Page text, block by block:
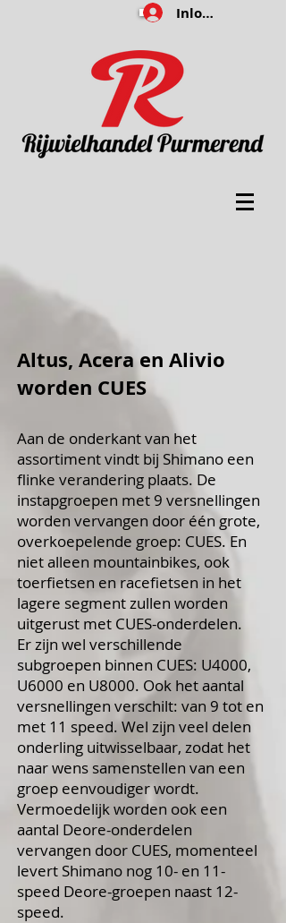
Inloggen
Altus, Acera en Alivio
worden CUES
Aan de onderkant van het
assortiment vindt bij Shimano een
flinke verandering plaats. De
instapgroepen met 9 versnellingen
worden vervangen door één grote,
overkoepelende groep: CUES. En
niet alleen mountainbikes, ook
toerfietsen en racefietsen in het
lagere segment zullen worden
uitgerust met CUES-onderdelen.
Er zijn wel verschillende
subgroepen binnen CUES: U4000,
U6000 en U8000. Ook het aantal
versnellingen verschilt: van 9 tot en
met 11 speed. Wel zijn veel delen
onderling uitwisselbaar, zodat het
naar wens samenstellen van een
groep eenvoudiger wordt.
Vermoedelijk worden ook een
aantal Deore-onderdelen
vervangen door CUES, momenteel
levert Shimano nog 10- en 11-
speed Deore-groepen naast 12-
speed.